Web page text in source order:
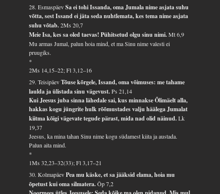
28. EsmaspäevSa ei tohi Issanda, oma Jumala nime asjata suhu
võtta, sest Issand ei jäta seda nuhtlemata, kes tema nime asjata
suhu võtab.2Ms 20,7
Meie Isa, kes sa oled taevas! Pühitsetud olgu sinu nimi.Mt 6,9
Mu armas Jumal, palun hoia mind, et ma Sinu nime valesti ei
pruugiks.
*
2Ms 14,15–22; Fl 3,12–16
29. TeisipäevTõuse kõrgele, Issand, oma võimuses: me tahame
laulda ja ülistada sinu vägevust.Ps 21,14
Kui Jeesus juba sinna lähedale sai, kus minnakse Õlimäelt alla,
hakkas kogu jüngrite hulk rõõmustades valju häälega Jumalat
kiitma kõigi vägevate tegude pärast, mida nad olid näinud.Lk
19,37
Jeesus, ka mina tahan Sinu nime kogu südamest kiita ja austada.
Palun aita mind.
*
1Ms 32,23–32(33); Fl 3,17–21
30. KolmapäevPea mu käske, et sa jääksid elama, hoia mu
õpetust kui oma silmatera.Õp 7,2